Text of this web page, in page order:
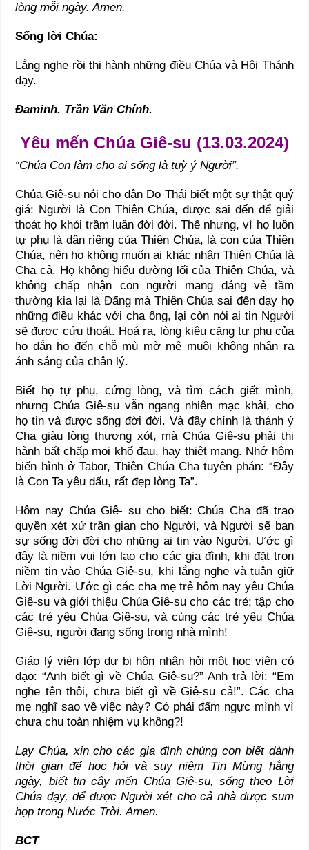
lòng mỗi ngày. Amen.
Sống lời Chúa:
Lắng nghe rồi thi hành những điều Chúa và Hội Thánh
dạy.
Đaminh. Trần Văn Chính.
Yêu mến Chúa Giê-su (13.03.2024)
“Chúa Con làm cho ai sống là tuỳ ý Người”.
Chúa Giê-su nói cho dân Do Thái biết một sự thật quý
giá: Người là Con Thiên Chúa, được sai đến để giải
thoát họ khỏi trầm luân đời đời. Thế nhưng, vì họ luôn
tự phụ là dân riêng của Thiên Chúa, là con của Thiên
Chúa, nên họ không muốn ai khác nhận Thiên Chúa là
Cha cả. Họ không hiểu đường lối của Thiên Chúa, và
không chấp nhận con người mang dáng vẻ tầm
thường kia lại là Đấng mà Thiên Chúa sai đến dạy họ
những điều khác với cha ông, lại còn nói ai tin Người
sẽ được cứu thoát. Hoá ra, lòng kiêu căng tự phụ của
họ dẫn họ đến chỗ mù mờ mê muội không nhận ra
ánh sáng của chân lý.
Biết họ tự phụ, cứng lòng, và tìm cách giết mình,
nhưng Chúa Giê-su vẫn ngang nhiên mạc khải, cho
họ tin và được sống đời đời. Và đây chính là thánh ý
Cha giàu lòng thương xót, mà Chúa Giê-su phải thi
hành bất chấp mọi khổ đau, hay thiệt mạng. Nhớ hôm
biến hình ở Tabor, Thiên Chúa Cha tuyên phán: “Đây
là Con Ta yêu dấu, rất đẹp lòng Ta”.
Hôm nay Chúa Giê- su cho biết: Chúa Cha đã trao
quyền xét xử trần gian cho Người, và Người sẽ ban
sự sống đời đời cho những ai tin vào Người. Ước gì
đây là niềm vui lớn lao cho các gia đình, khi đặt trọn
niềm tin vào Chúa Giê-su, khi lắng nghe và tuân giữ
Lời Người. Ước gì các cha mẹ trẻ hôm nay yêu Chúa
Giê-su và giới thiệu Chúa Giê-su cho các trẻ; tập cho
các trẻ yêu Chúa Giê-su, và cùng các trẻ yêu Chúa
Giê-su, người đang sống trong nhà mình!
Giáo lý viên lớp dự bị hôn nhân hỏi một học viên có
đạo: “Anh biết gì về Chúa Giê-su?” Anh trả lời: “Em
nghe tên thôi, chưa biết gì về Giê-su cả!”. Các cha
mẹ nghĩ sao về việc này? Có phải đấm ngực mình vì
chưa chu toàn nhiệm vụ không?!
Lạy Chúa, xin cho các gia đình chúng con biết dành
thời gian để học hỏi và suy niệm Tin Mừng hằng
ngày, biết tin cậy mến Chúa Giê-su, sống theo Lời
Chúa dạy, để được Người xét cho cả nhà được sum
họp trong Nước Trời. Amen.
BCT